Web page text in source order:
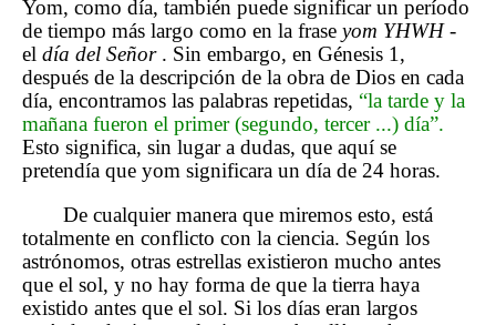
Yom, como día, también puede significar un período
de tiempo más largo como en la frase yom YHWH-
el día del Señor. Sin embargo, en Génesis 1,
después de la descripción de la obra de Dios en cada
día, encontramos las palabras repetidas, “la tarde y la
mañana fueron el primer (segundo, tercer ...) día”.
Esto significa, sin lugar a dudas, que aquí se
pretendía que yom significara un día de 24 horas.
De cualquier manera que miremos esto, está
totalmente en conflicto con la ciencia. Según los
astrónomos, otras estrellas existieron mucho antes
que el sol, y no hay forma de que la tierra haya
existido antes que el sol. Si los días eran largos